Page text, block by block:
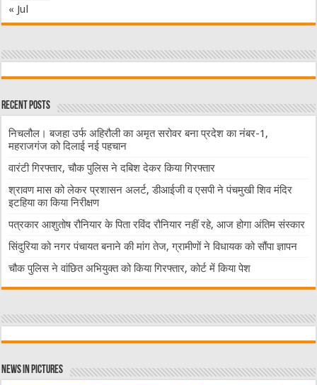
« Jul
Recent Posts
निचलौल। बजहा उर्फ अहिरौली का अमृत सरोवर बना प्रदेश का नंबर-1,
महराजगंज को दिलाई नई पहचान
वारंटी गिरफ्तार, चौक पुलिस ने दबिश देकर किया गिरफ्तार
श्रावण मास को लेकर प्रशासन अलर्ट, डीआईजी व एसपी ने पंचमुखी शिव मंदिर
इटहिया का किया निरीक्षण
पत्रकार आशुतोष रौनियार के पिता रविंद रौनियार नहीं रहे, आज होगा अंतिम संस्कार
सिंदुरिया को नगर पंचायत बनाने की मांग तेज, ग्रामीणों ने विधायक को सौंपा ज्ञापन
चौक पुलिस ने वांछित अभियुक्त को किया गिरफ्तार, कोर्ट में किया पेश
News in Pictures